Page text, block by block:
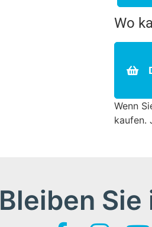
Wo
Wenn
kaufen.
Bleiben